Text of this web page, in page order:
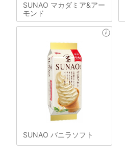
SUNAO マカダミア&アー
モンド
SUNAO バニラソフト